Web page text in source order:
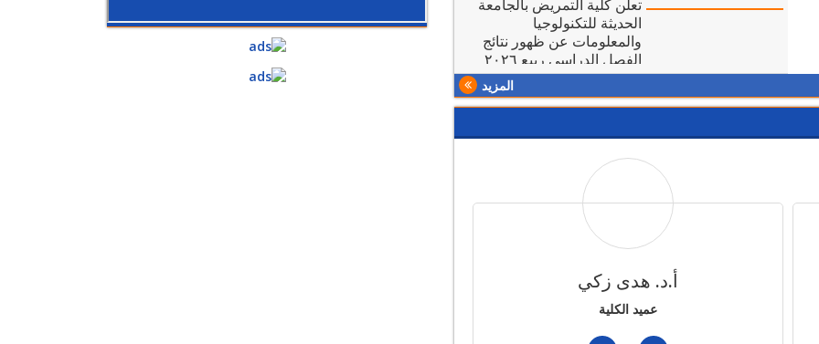
تعلن كلية التمريض بالجامعة
الحديثة للتكنولوجيا
والمعلومات عن ظهور نتائج
الفصل الدراسي ربيع ٢٠٢٦
على الموقع الرسمي للجامعة
المزيد
أ.د. هدى زكي
عميد الكلية